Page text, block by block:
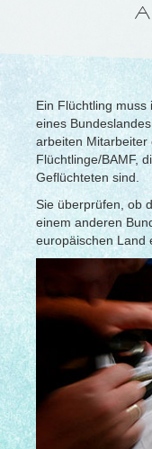
Ein Flüchtling
eines
arbeiten Mitarbeiter
Flüchtlinge/BAMF,
Geflüchteten sind.
Sie überprüfen, ob
einem anderen
europäischen Land